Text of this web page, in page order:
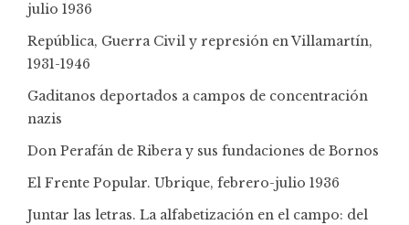
julio 1936
República, Guerra Civil y represión en Villamartín,
1931-1946
Gaditanos deportados a campos de concentración
nazis
Don Perafán de Ribera y sus fundaciones de Bornos
El Frente Popular. Ubrique, febrero-julio 1936
Juntar las letras. La alfabetización en el campo: del